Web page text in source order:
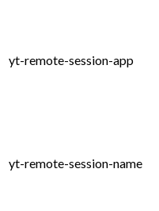
yt-remote-session-app
yt-remote-session-name